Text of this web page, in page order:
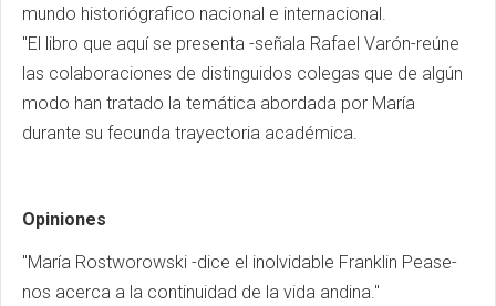
mundo historiógrafico nacional e internacional.
"El libro que aquí se presenta -señala Rafael Varón-reúne
las colaboraciones de distinguidos colegas que de algún
modo han tratado la temática abordada por María
durante su fecunda trayectoria académica.
Opiniones
"María Rostworowski -dice el inolvidable Franklin Pease-
nos acerca a la continuidad de la vida andina."